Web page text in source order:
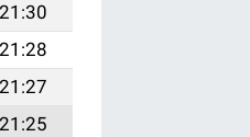
21:30
21:28
21:27
21:25